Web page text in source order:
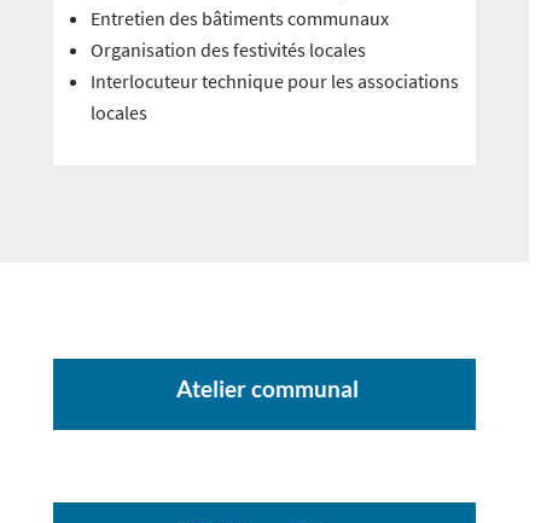
Entretien des bâtiments communaux
Organisation des festivités locales
Interlocuteur technique pour les associations
locales
Atelier communal